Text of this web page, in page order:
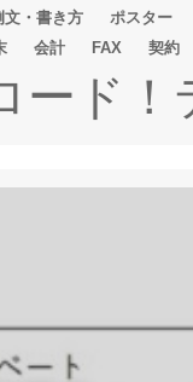
文・書き方 ポスター
会計 FAX 契約
ード！